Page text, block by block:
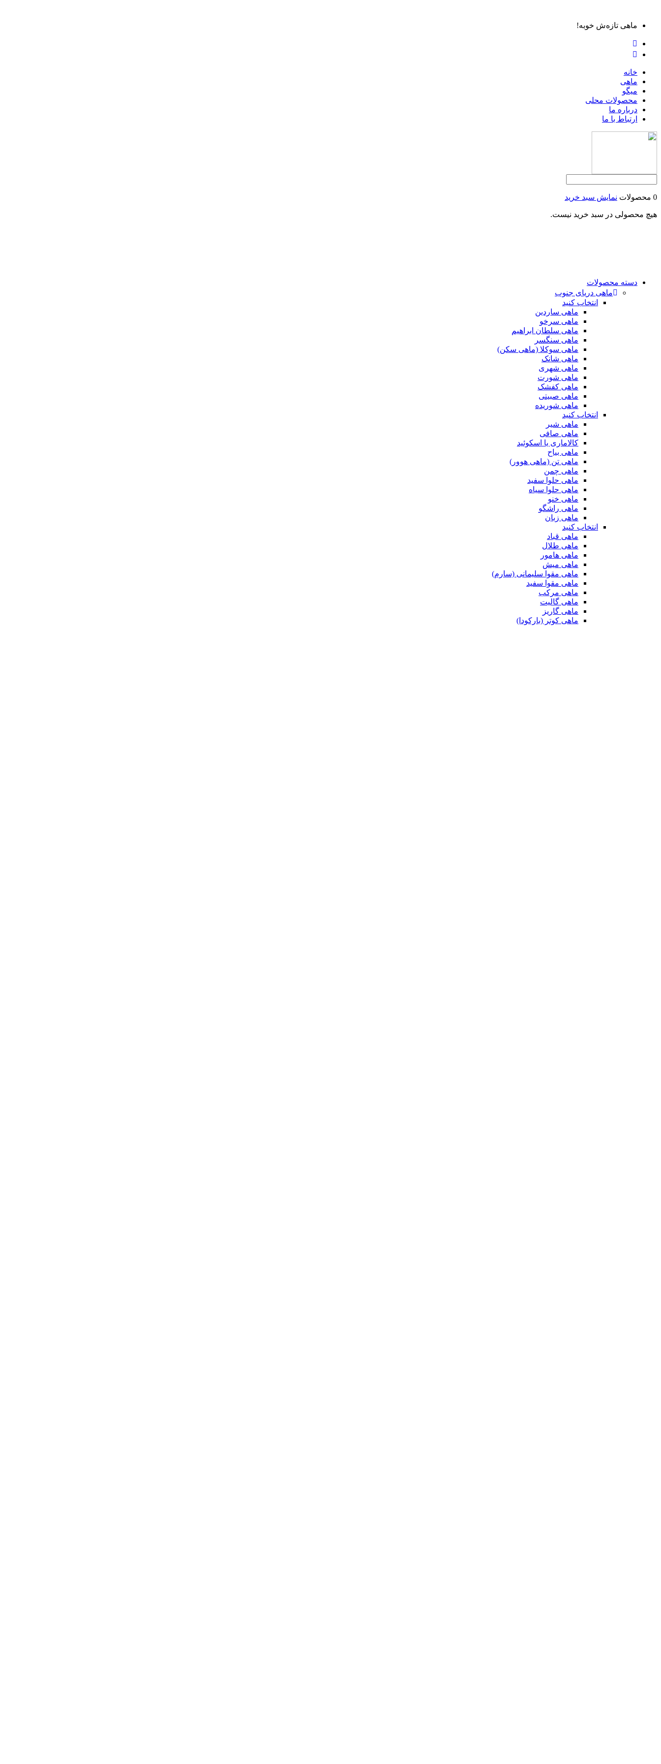
ماهی تازه‌ش خوبه!
خانه
ماهی
میگو
محصولات محلی
درباره ما
ارتباط با ما
0 محصولات نمایش سبد خرید
هیچ محصولی در سبد خرید نیست.
دسته محصولات
ماهی دریای جنوب
انتخاب کنید
ماهی ساردین
ماهی سرخو
ماهی سلطان ابراهیم
ماهی سنگسر
ماهی سوکلا (ماهی سکن)
ماهی شانک
ماهی شهری
ماهی شورت
ماهی کفشک
ماهی صبیتی
ماهی شوریده
انتخاب کنید
ماهی شیر
ماهی صافی
کالاماری یا اسکوئید
ماهی بیاح
ماهی تن (ماهی هوور)
ماهی چمن
ماهی حلوا سفید
ماهی حلوا سیاه
ماهی خنو
ماهی راشگو
ماهی زبان
انتخاب کنید
ماهی قباد
ماهی طلال
ماهی هامور
ماهی میش
ماهی مقوا سلیمانی (سارم)
ماهی مقوا سفید
ماهی مرکب
ماهی گالیت
ماهی گاریز
ماهی کوتر (بارکودا)